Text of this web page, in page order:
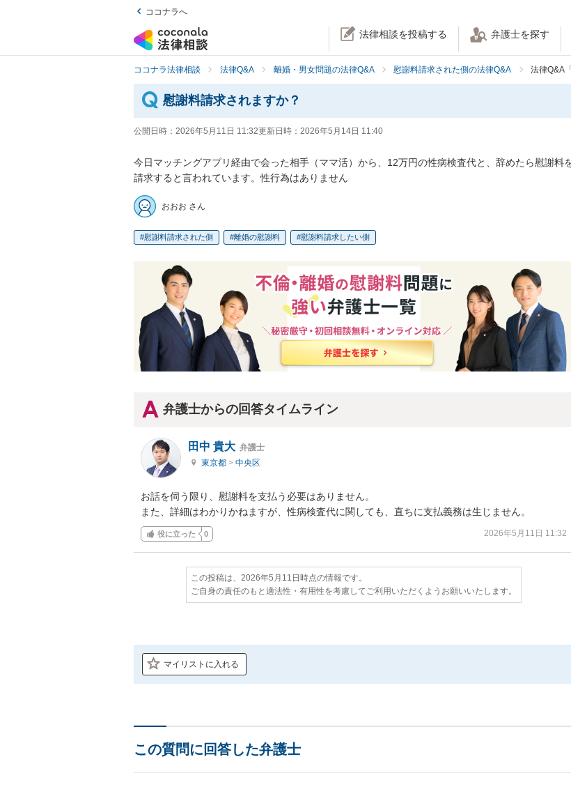
ココナラへ
法律相談を投稿する 弁護士を探す
ココナラ法律相談 法律Q&A 離婚・男女問題の法律Q&A 慰謝料請求された側の法律Q&A 法律Q&A
慰謝料請求されますか？
公開日時： 2026年5月11日 11:32更新日時： 2026年5月14日 11:40
今日マッチングアプリ経由で会った相手（ママ活）から、12万円の性病検査代と、辞めたら慰謝料
請求すると言われています。性行為はありません
おおお さん
慰謝料請求された側 離婚の慰謝料 慰謝料請求したい側
弁護士からの回答タイムライン
田中 貴大 弁護士
東京都 > 中央区
お話を伺う限り、慰謝料を支払う必要はありません。
また、詳細はわかりかねますが、性病検査代に関しても、直ちに支払義務は生じません。
役に立った 0 2026年5月11日 11:32
この投稿は、2026年5月11日時点の情報です。
ご自身の責任のもと適法性・有用性を考慮してご利用いただくようお願いいたします。
マイリストに入れる
この質問に回答した弁護士